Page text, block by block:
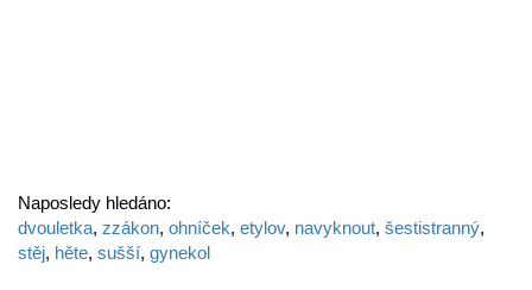
Naposledy hledáno:
dvouletka, zzákon, ohníček, etylov, navyknout, šestistranný,
stěj, hěte, sušší, gynekol